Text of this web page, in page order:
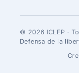
© 2026 ICLEP ·
Defensa de la